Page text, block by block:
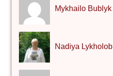
Mykhailo Bublyk
Nadiya Lykholob